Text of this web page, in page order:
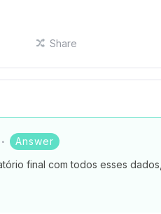
Share
Answer
final com todos esses